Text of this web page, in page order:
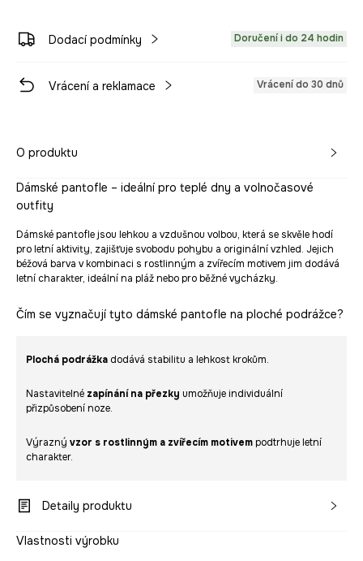
Dodací podmínky Doručení i do 24 hodin
Vrácení a reklamace Vrácení do 30 dnů
O produktu
Dámské pantofle – ideální pro teplé dny a volnočasové
outfity
Dámské pantofle jsou lehkou a vzdušnou volbou, která se skvěle hodí
pro letní aktivity, zajišťuje svobodu pohybu a originální vzhled. Jejich
béžová barva v kombinaci s rostlinným a zvířecím motivem jim dodává
letní charakter, ideální na pláž nebo pro běžné vycházky.
Čím se vyznačují tyto dámské pantofle na ploché podrážce?
Plochá podrážka dodává stabilitu a lehkost krokům.
Nastavitelné zapínání na přezky umožňuje individuální
přizpůsobení noze.
Výrazný vzor s rostlinným a zvířecím motivem podtrhuje letní
charakter.
Detaily produktu
Vlastnosti výrobku